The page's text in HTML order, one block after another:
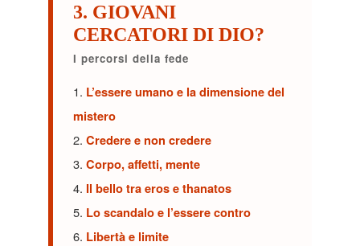
3. GIOVANI
CERCATORI DI DIO?
I percorsi della fede
1. L’essere umano e la dimensione del
mistero
2. Credere e non credere
3. Corpo, affetti, mente
4. Il bello tra eros e thanatos
5. Lo scandalo e l’essere contro
6. Libertà e limite